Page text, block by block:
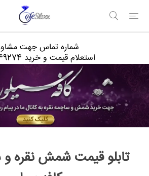
شماره تماس جهت
استعلام قیمت و خرید 09120149274
تابلو قیمت شمش نقره و